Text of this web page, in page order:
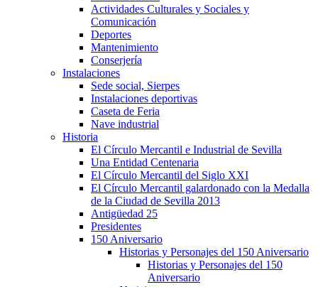
Actividades Culturales y Sociales y
Comunicación
Deportes
Mantenimiento
Conserjería
Instalaciones
Sede social, Sierpes
Instalaciones deportivas
Caseta de Feria
Nave industrial
Historia
El Círculo Mercantil e Industrial de Sevilla
Una Entidad Centenaria
El Círculo Mercantil del Siglo XXI
El Círculo Mercantil galardonado con la Medalla
de la Ciudad de Sevilla 2013
Antigüedad 25
Presidentes
150 Aniversario
Historias y Personajes del 150 Aniversario
Historias y Personajes del 150
Aniversario